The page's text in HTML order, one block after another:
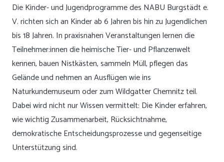
Die Kinder- und Jugendprogramme des NABU Burgstädt e.
V. richten sich an Kinder ab 6 Jahren bis hin zu Jugendlichen
bis 18 Jahren. In praxisnahen Veranstaltungen lernen die
Teilnehmer:innen die heimische Tier- und Pflanzenwelt
kennen, bauen Nistkästen, sammeln Müll, pflegen das
Gelände und nehmen an Ausflügen wie ins
Naturkundemuseum oder zum Wildgatter Chemnitz teil.
Dabei wird nicht nur Wissen vermittelt: Die Kinder erfahren,
wie wichtig Zusammenarbeit, Rücksichtnahme,
demokratische Entscheidungsprozesse und gegenseitige
Unterstützung sind.